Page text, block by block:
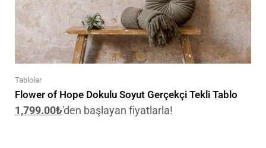
Tablolar
Flower of Hope Dokulu Soyut Gerçekçi Tekli Tablo
1,799.00₺'den başlayan fiyatlarla!